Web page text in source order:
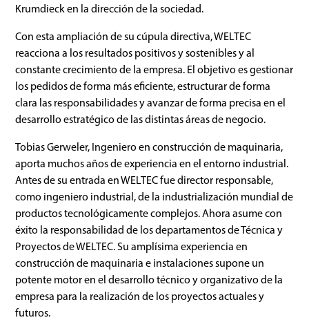
Krumdieck en la dirección de la sociedad.
Con esta ampliación de su cúpula directiva, WELTEC
reacciona a los resultados positivos y sostenibles y al
constante crecimiento de la empresa. El objetivo es gestionar
los pedidos de forma más eficiente, estructurar de forma
clara las responsabilidades y avanzar de forma precisa en el
desarrollo estratégico de las distintas áreas de negocio.
Tobias Gerweler, Ingeniero en construcción de maquinaria,
aporta muchos años de experiencia en el entorno industrial.
Antes de su entrada en WELTEC fue director responsable,
como ingeniero industrial, de la industrialización mundial de
productos tecnológicamente complejos. Ahora asume con
éxito la responsabilidad de los departamentos de Técnica y
Proyectos de WELTEC. Su amplísima experiencia en
construcción de maquinaria e instalaciones supone un
potente motor en el desarrollo técnico y organizativo de la
empresa para la realización de los proyectos actuales y
futuros.